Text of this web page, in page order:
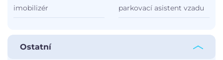
imobilizér parkovací asistent vzadu
Ostatní